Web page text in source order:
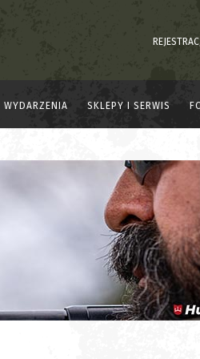
WYDARZENIA SKLEPY I SERWIS